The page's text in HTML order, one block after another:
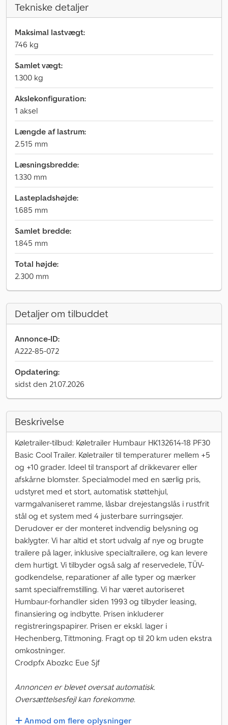
Tekniske detaljer
Maksimal lastvægt:
746 kg
Samlet vægt:
1.300 kg
Akslekonfiguration:
1 aksel
Længde af lastrum:
2.515 mm
Læsningsbredde:
1.330 mm
Lastepladshøjde:
1.685 mm
Samlet bredde:
1.845 mm
Total højde:
2.300 mm
Detaljer om tilbuddet
Annonce-ID:
A222-85-072
Opdatering:
sidst den 21.07.2026
Beskrivelse
Køletrailer-tilbud: Køletrailer Humbaur HK132614-18 PF30
Basic Cool Trailer. Køletrailer til temperaturer mellem +5
og +10 grader. Ideel til transport af drikkevarer eller
afskårne blomster. Specialmodel med en særlig pris,
udstyret med et stort, automatisk støttehjul,
varmgalvaniseret ramme, låsbar drejestangslås i rustfrit
stål og et system med 4 justerbare surringsøjer.
Derudover er der monteret indvendig belysning og
baklygter. Vi har altid et stort udvalg af nye og brugte
trailere på lager, inklusive specialtrailere, og kan levere
dem hurtigt. Vi tilbyder også salg af reservedele, TÜV-
godkendelse, reparationer af alle typer og mærker
samt specialfremstilling. Vi har været autoriseret
Humbaur-forhandler siden 1993 og tilbyder leasing,
finansiering og indbytte. Prisen inkluderer
registreringspapirer. Prisen er ekskl. lager i
Hechenberg, Tittmoning. Fragt op til 20 km uden ekstra
omkostninger.
Crodpfx Abozkc Eue Sjf
Annoncen er blevet oversat automatisk.
Oversættelsesfejl kan forekomme.
Anmod om flere oplysninger